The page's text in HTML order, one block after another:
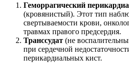
Геморрагический
(кровянистый). Этот тип
свертываемости крови,
травмах правого предсердия.
Транссудат (не
при сердечной
перикардиальных кист.